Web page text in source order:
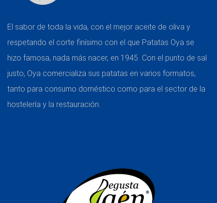
El sabor de toda la vida, con el mejor aceite de oliva y
respetando el corte finísimo con el que Patatas Oya se
hizo famosa, nada más nacer, en 1945. Con el punto de sal
justo, Oya comercializa sus patatas en varios formatos,
tanto para consumo doméstico como para el sector de la
hostelería y la restauración.